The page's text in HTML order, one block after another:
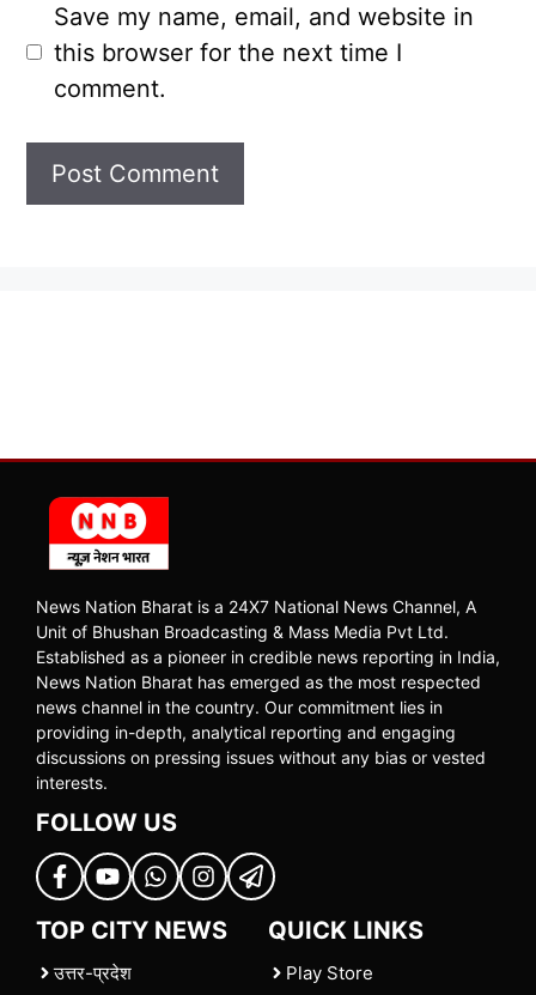
Save my name, email, and website in
this browser for the next time I
comment.
News Nation Bharat is a 24X7 National News Channel, A
Unit of Bhushan Broadcasting & Mass Media Pvt Ltd.
Established as a pioneer in credible news reporting in India,
News Nation Bharat has emerged as the most respected
news channel in the country. Our commitment lies in
providing in-depth, analytical reporting and engaging
discussions on pressing issues without any bias or vested
interests.
FOLLOW US
TOP CITY NEWS
उत्तर-प्रदेश
QUICK LINKS
Play Store